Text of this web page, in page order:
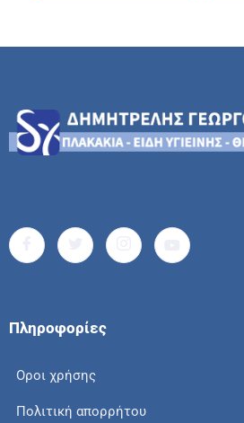
Πληροφορίες
Οροι χρήσης
Πολιτική απορρήτου